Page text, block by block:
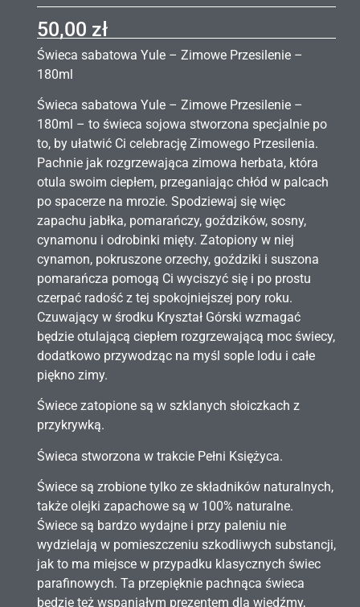
50,00 zł
Świeca sabatowa Yule – Zimowe Przesilenie –
180ml
Świeca sabatowa Yule – Zimowe Przesilenie –
180ml – to świeca sojowa stworzona specjalnie po
to, by ułatwić Ci celebrację Zimowego Przesilenia.
Pachnie jak rozgrzewająca zimowa herbata, która
otula swoim ciepłem, przeganiając chłód w palcach
po spacerze na mrozie. Spodziewaj się więc
zapachu jabłka, pomarańczy, goździków, sosny,
cynamonu i odrobinki mięty. Zatopiony w niej
cynamon, pokruszone orzechy, goździki i suszona
pomarańcza pomogą Ci wyciszyć się i po prostu
czerpać radość z tej spokojniejszej pory roku.
Czuwający w środku Kryształ Górski wzmagać
będzie otulającą ciepłem rozgrzewającą moc świecy,
dodatkowo przywodząc na myśl sople lodu i całe
piękno zimy.
Świece zatopione są w szklanych słoiczkach z
przykrywką.
Świeca stworzona w trakcie Pełni Księżyca.
Świece są zrobione tylko ze składników naturalnych,
także olejki zapachowe są w 100% naturalne.
Świece są bardzo wydajne i przy paleniu nie
wydzielają w pomieszczeniu szkodliwych substancji,
jak to ma miejsce w przypadku klasycznych świec
parafinowych. Ta przepięknie pachnąca świeca
będzie też wspaniałym prezentem dla wiedźmy,